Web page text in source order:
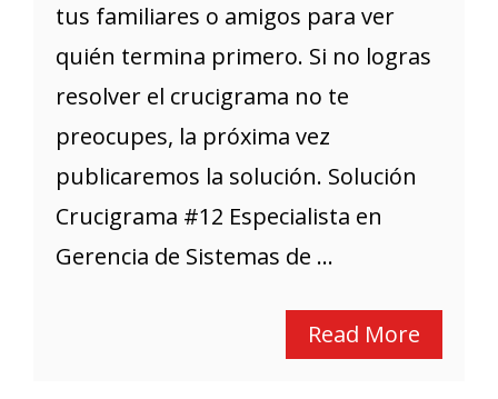
tus familiares o amigos para ver
quién termina primero. Si no logras
resolver el crucigrama no te
preocupes, la próxima vez
publicaremos la solución. Solución
Crucigrama #12 Especialista en
Gerencia de Sistemas de ...
Read More